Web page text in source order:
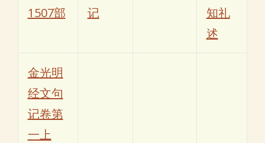
1507部
记
知礼
述
金光明
经文句
记卷第
一上